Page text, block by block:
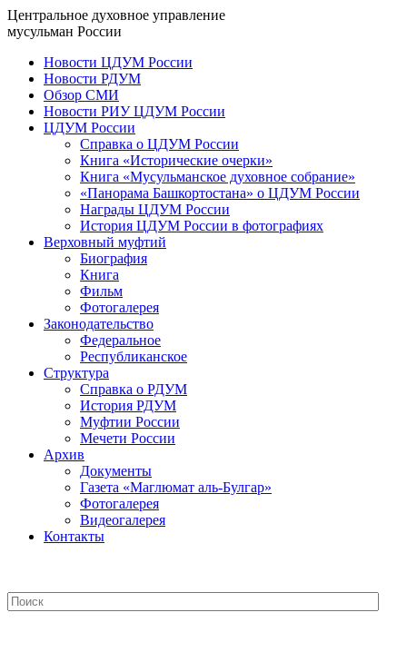
Центральное духовное управление
мусульман России
Новости ЦДУМ России
Новости РДУМ
Обзор СМИ
Новости РИУ ЦДУМ России
ЦДУМ России
Справка о ЦДУМ России
Книга «Исторические очерки»
Книга «Мусульманское духовное собрание»
«Панорама Башкортостана» о ЦДУМ России
Награды ЦДУМ России
История ЦДУМ России в фотографиях
Верховный муфтий
Биография
Книга
Фильм
Фотогалерея
Законодательство
Федеральное
Республиканское
Структура
Справка о РДУМ
История РДУМ
Муфтии России
Мечети России
Архив
Документы
Газета «Маглюмат аль-Булгар»
Фотогалерея
Видеогалерея
Контакты